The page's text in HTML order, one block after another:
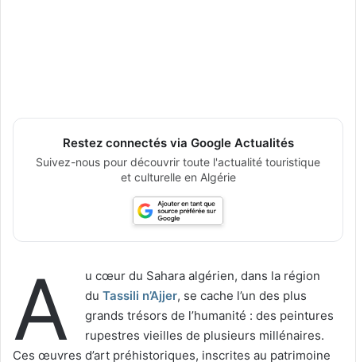
Restez connectés via Google Actualités
Suivez-nous pour découvrir toute l'actualité touristique
et culturelle en Algérie
A
u cœur du Sahara algérien, dans la région
du Tassili n’Ajjer, se cache l’un des plus
grands trésors de l’humanité : des peintures
rupestres vieilles de plusieurs millénaires.
Ces œuvres d’art préhistoriques, inscrites au patrimoine